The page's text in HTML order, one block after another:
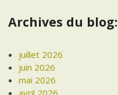
Archives du blog:
juillet 2026
juin 2026
mai 2026
avril 2026